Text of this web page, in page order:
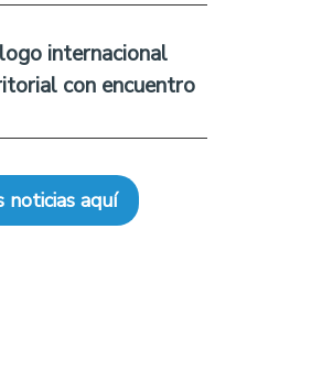
internacional
con encuentro
noticias aquí